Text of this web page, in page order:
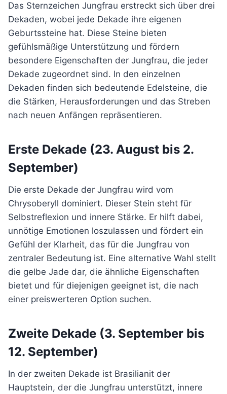
Das Sternzeichen Jungfrau erstreckt sich über drei
Dekaden, wobei jede Dekade ihre eigenen
Geburtssteine hat. Diese Steine bieten
gefühlsmäßige Unterstützung und fördern
besondere Eigenschaften der Jungfrau, die jeder
Dekade zugeordnet sind. In den einzelnen
Dekaden finden sich bedeutende Edelsteine, die
die Stärken, Herausforderungen und das Streben
nach neuen Anfängen repräsentieren.
Erste Dekade (23. August bis 2.
September)
Die erste Dekade der Jungfrau wird vom
Chrysoberyll dominiert. Dieser Stein steht für
Selbstreflexion und innere Stärke. Er hilft dabei,
unnötige Emotionen loszulassen und fördert ein
Gefühl der Klarheit, das für die Jungfrau von
zentraler Bedeutung ist. Eine alternative Wahl stellt
die gelbe Jade dar, die ähnliche Eigenschaften
bietet und für diejenigen geeignet ist, die nach
einer preiswerteren Option suchen.
Zweite Dekade (3. September bis
12. September)
In der zweiten Dekade ist Brasilianit der
Hauptstein, der die Jungfrau unterstützt, innere